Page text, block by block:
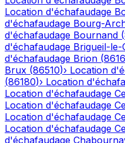
Location d'échafaudage
d'échafaudage Bourg-
d'échafaudage Bournand (
d'échafaudage Brigueil-le-
d'échafaudage Brion (
Brux (86510)› Location
(86180)› Location
Location d'échafaudage
Location d'échafaudage
Location d'échafaudage
Location d'échafaudage
d'échafaudage